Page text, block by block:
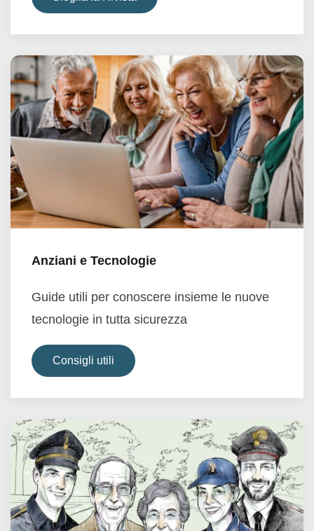
Anziani e Tecnologie
Guide utili per conoscere insieme le nuove
tecnologie in tutta sicurezza
Consigli utili